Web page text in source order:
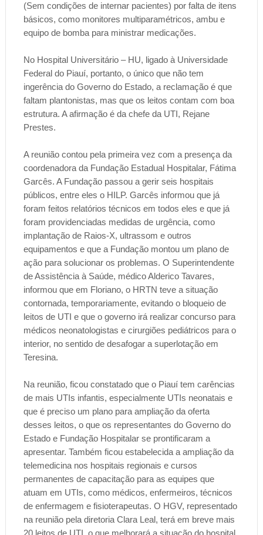
(Sem condições de internar pacientes) por falta de itens
básicos, como monitores multiparamétricos, ambu e
equipo de bomba para ministrar medicações.
No Hospital Universitário – HU, ligado à Universidade
Federal do Piauí, portanto, o único que não tem
ingerência do Governo do Estado, a reclamação é que
faltam plantonistas, mas que os leitos contam com boa
estrutura. A afirmação é da chefe da UTI, Rejane
Prestes.
A reunião contou pela primeira vez com a presença da
coordenadora da Fundação Estadual Hospitalar, Fátima
Garcês. A Fundação passou a gerir seis hospitais
públicos, entre eles o HILP. Garcês informou que já
foram feitos relatórios técnicos em todos eles e que já
foram providenciadas medidas de urgência, como
implantação de Raios-X, ultrassom e outros
equipamentos e que a Fundação montou um plano de
ação para solucionar os problemas. O Superintendente
de Assistência à Saúde, médico Alderico Tavares,
informou que em Floriano, o HRTN teve a situação
contornada, temporariamente, evitando o bloqueio de
leitos de UTI e que o governo irá realizar concurso para
médicos neonatologistas e cirurgiões pediátricos para o
interior, no sentido de desafogar a superlotação em
Teresina.
Na reunião, ficou constatado que o Piauí tem carências
de mais UTIs infantis, especialmente UTIs neonatais e
que é preciso um plano para ampliação da oferta
desses leitos, o que os representantes do Governo do
Estado e Fundação Hospitalar se prontificaram a
apresentar. Também ficou estabelecida a ampliação da
telemedicina nos hospitais regionais e cursos
permanentes de capacitação para as equipes que
atuam em UTIs, como médicos, enfermeiros, técnicos
de enfermagem e fisioterapeutas. O HGV, representado
na reunião pela diretoria Clara Leal, terá em breve mais